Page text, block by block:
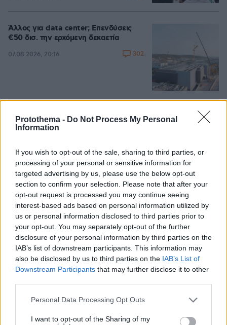
Protothema - Do Not Process My Personal
Information
If you wish to opt-out of the sale, sharing to third parties, or
processing of your personal or sensitive information for
targeted advertising by us, please use the below opt-out
section to confirm your selection. Please note that after your
opt-out request is processed you may continue seeing
interest-based ads based on personal information utilized by
us or personal information disclosed to third parties prior to
your opt-out. You may separately opt-out of the further
disclosure of your personal information by third parties on the
IAB’s list of downstream participants. This information may
also be disclosed by us to third parties on the IAB’s List of
Downstream Participants that may further disclose it to other
Please note that this website/app uses one or more Google
not limited to your visit or usage behaviour. You may click to
Personal Data Processing Opt Outs
I want to opt-out of the Sharing of my
Άλλος για data center; Επενδύσεις
€50 δισ. την ερχόμενη δεκαετία
07.08.2026, 20:16 302
Νέες καταγγελίες στην Ελπίδα για τη
Δημοκρατία: Γρατσία, Γαλανός,
κόμμα
07.08.2026, 19:33 99
Ο «Δράκος» του Λονδίνου: 40χρονος
με προβλήματα όρασης σκότωνε και
βίαζε γυναίκες, η αστυνομία τον είχε
συλλάβει και τον άφησε ελεύθερο
07.08.2026, 22:54 34
της Eurovision ποζάρει με μπικίνι και...
φωτογραφίες